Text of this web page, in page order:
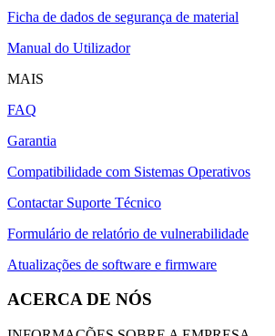
Ficha de dados de segurança de material
Manual do Utilizador
MAIS
FAQ
Garantia
Compatibilidade com Sistemas Operativos
Contactar Suporte Técnico
Formulário de relatório de vulnerabilidade
Atualizações de software e firmware
ACERCA DE NÓS